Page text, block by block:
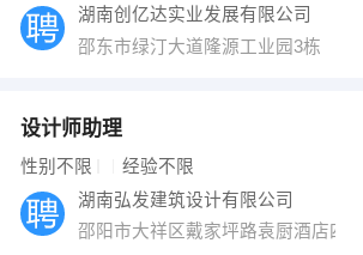
湖南创亿达实业发展有限公司
邵东市绿汀大道隆源工业园3栋
设计师助理
性别不限 经验不限
湖南弘发建筑设计有限公司
邵阳市大祥区戴家坪路袁厨酒店四楼